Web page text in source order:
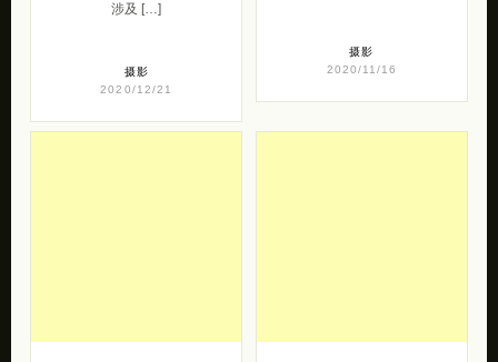
涉及 […]
摄影
2020/12/21
摄影
2020/11/16